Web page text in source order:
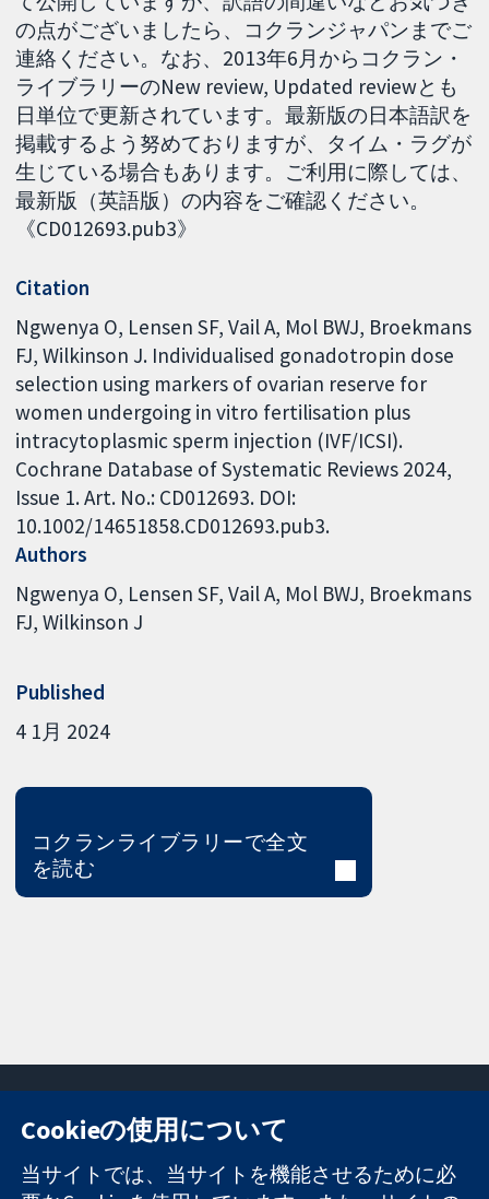
の点がございましたら、コクランジャパンまでご
連絡ください。なお、2013年6月からコクラン・
ライブラリーのNew review, Updated reviewとも
日単位で更新されています。最新版の日本語訳を
掲載するよう努めておりますが、タイム・ラグが
生じている場合もあります。ご利用に際しては、
最新版（英語版）の内容をご確認ください。
《CD012693.pub3》
Citation
Ngwenya O, Lensen SF, Vail A, Mol BWJ, Broekmans
FJ, Wilkinson J. Individualised gonadotropin dose
selection using markers of ovarian reserve for
women undergoing in vitro fertilisation plus
intracytoplasmic sperm injection (IVF/ICSI).
Cochrane Database of Systematic Reviews 2024,
Issue 1. Art. No.: CD012693. DOI:
10.1002/14651858.CD012693.pub3.
Authors
Ngwenya O Lensen SF Vail A Mol BWJ Broekmans
FJ Wilkinson J
Published
4 1月 2024
コクランライブラリーで全文
を読む
11-13 Cavendish
Square
お問い合わせ
ニュース
Cookieの使用について
当サイトでは、当サイトを機能させるために必